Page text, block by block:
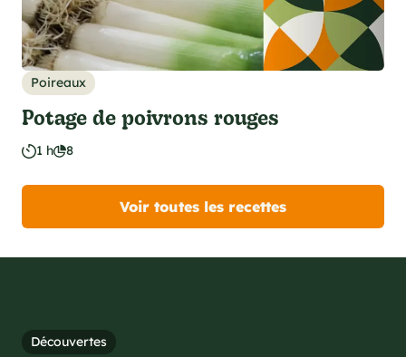
Poireaux
Potage de poivrons rouges
1 h 8
Voir toutes les recettes
Découvertes